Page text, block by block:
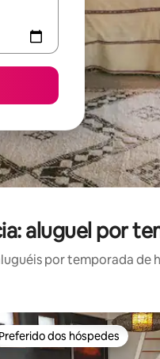
aluguel por
por temporada
Preferido dos hóspedes
Preferido dos hóspedes